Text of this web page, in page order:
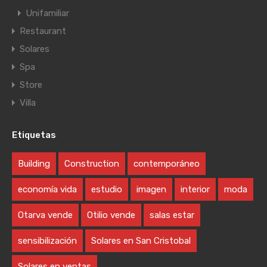
Unifamiliar
Restaurant
Solares
Spa
Store
Villa
Etiquetas
Building Construction contemporáneo
economía vida estudio imagen interior moda
Otarva vende Otilio vende salas estar
sensibilización Solares en San Cristobal